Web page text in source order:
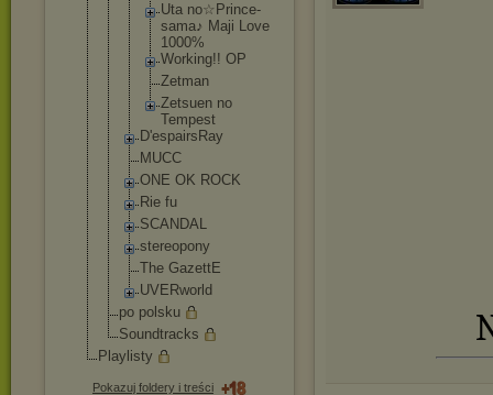
Uta no☆Prince-
sama♪ Maji Love
1000%
Working!! OP
Zetman
Zetsuen no
Tempest
D'espairsRay
MUCC
ONE OK ROCK
Rie fu
SCANDAL
stereopony
The GazettE
UVERworld
po polsku
Soundtracks
Playlisty
Pokazuj foldery i treści